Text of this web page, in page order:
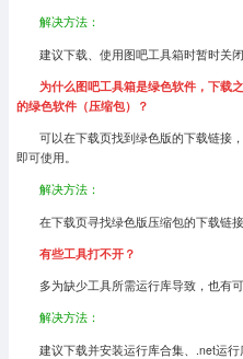
解决方法：
建议下载、使用图吧工具箱时暂时关
为什么图吧工具箱是绿色软件，下载
的绿色软件（压缩包）？
可以在下载页找到绿色版的下载链接
即可使用。
解决方法：
在下载页寻找绿色版压缩包的下载链接
有些工具打不开？
多为缺少工具所需运行库导致，也有
解决方法：
建议下载并安装运行库合集、.net运